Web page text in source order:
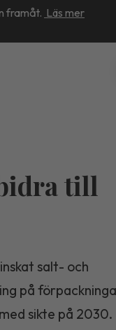
framåt. Läs mer
till
salt- och
på
sikte på 2030.